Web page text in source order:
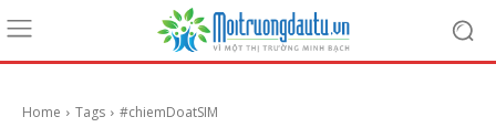
Home Tags #chiemDoatSIM